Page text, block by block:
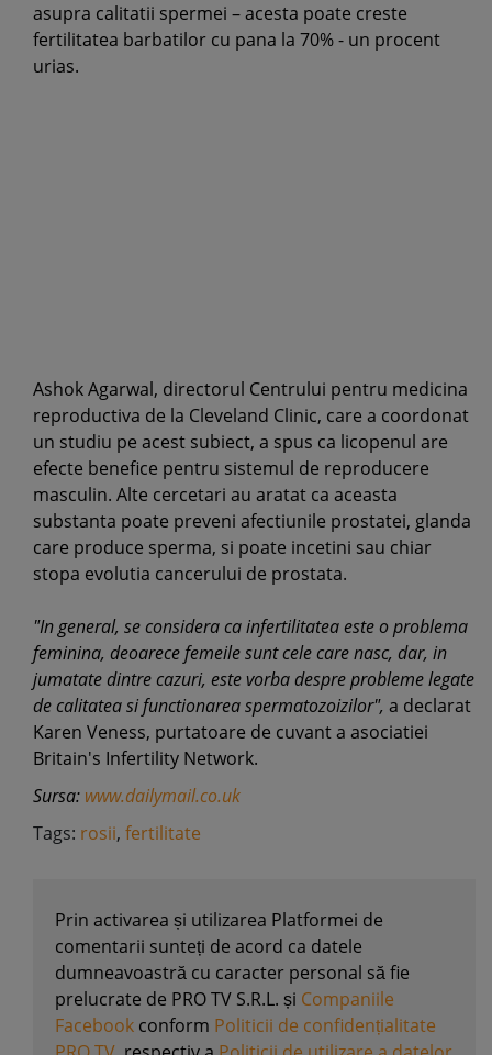
asupra calitatii spermei – acesta poate creste
fertilitatea barbatilor cu pana la 70% - un procent
urias.
Ashok Agarwal, directorul Centrului pentru medicina
reproductiva de la Cleveland Clinic, care a coordonat
un studiu pe acest subiect, a spus ca licopenul are
efecte benefice pentru sistemul de reproducere
masculin. Alte cercetari au aratat ca aceasta
substanta poate preveni afectiunile prostatei, glanda
care produce sperma, si poate incetini sau chiar
stopa evolutia cancerului de prostata.
"In general, se considera ca infertilitatea este o problema
feminina, deoarece femeile sunt cele care nasc, dar, in
jumatate dintre cazuri, este vorba despre probleme legate
de calitatea si functionarea spermatozoizilor", a declarat
Karen Veness, purtatoare de cuvant a asociatiei
Britain's Infertility Network.
Sursa: www.dailymail.co.uk
Tags: rosii, fertilitate
Prin activarea și utilizarea Platformei de
comentarii sunteți de acord ca datele
dumneavoastră cu caracter personal să fie
prelucrate de PRO TV S.R.L. și Companiile
Facebook conform Politicii de confidențialitate